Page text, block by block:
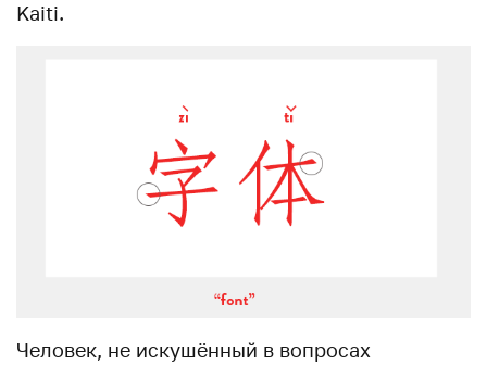
Kaiti.
Человек, не искушённый в вопросах